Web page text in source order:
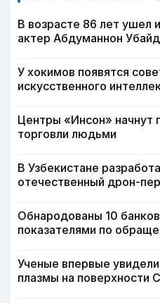
В возрасте 86 лет ушел
актер Абдуманнон
У хокимов появятся
искусственного
Центры «Инсон» начнут
торговли людьми
В Узбекистане
отечественный дрон-
Обнародованы 10
показателями по
Ученые впервые
плазмы на поверхности